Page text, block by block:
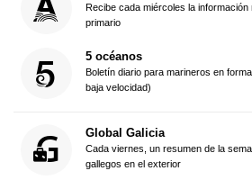
Recibe cada miércoles la
primario
5 océanos
Boletín diario para marineros en
baja velocidad)
Global Galicia
Cada viernes, un resumen de la
gallegos en el exterior